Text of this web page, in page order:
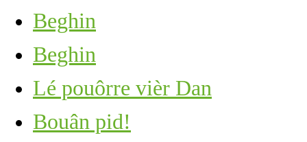
Beghin
Beghin
Lé pouôrre vièr Dan
Bouân pid!